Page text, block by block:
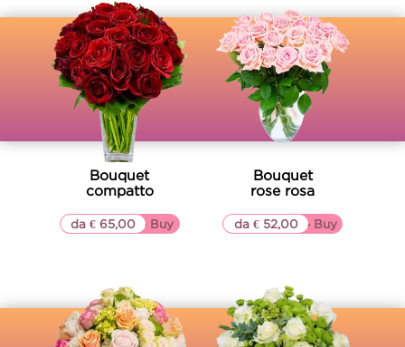
Bouquet
compatto
▷▷ Buy
da € 65,00
Bouquet
rose rosa
▷▷ Buy
da € 52,00